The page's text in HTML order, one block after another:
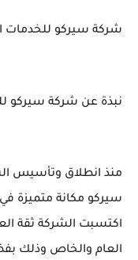
شركة سيركو للخدمات
نبذة عن شركة سيركو
سيركو مكانة متميزة
اكتسبت الشركة ثقة
العام والخاص وذلك